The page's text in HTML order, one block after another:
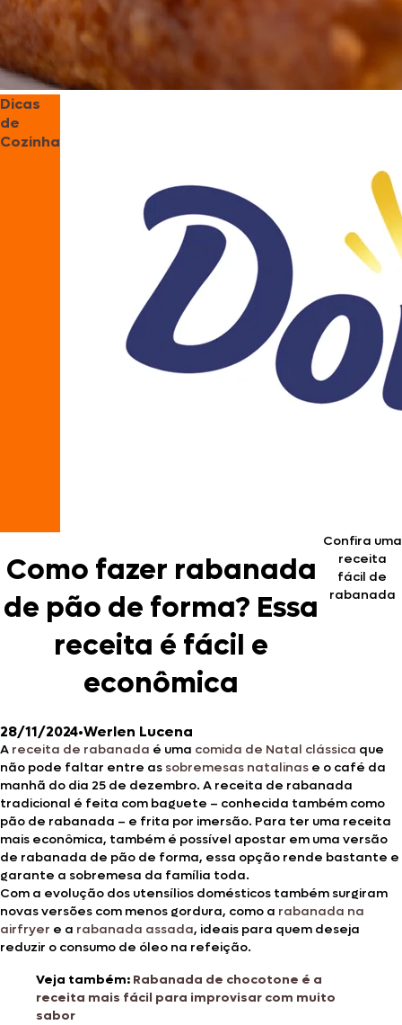
Dicas
de
Cozinha
Como fazer rabanada
de pão de forma? Essa
receita é fácil e
econômica
Confira uma
receita
fácil de
rabanada
28/11/2024•Werlen Lucena
A receita de rabanada é uma comida de Natal clássica que
não pode faltar entre as sobremesas natalinas e o café da
manhã do dia 25 de dezembro. A receita de rabanada
tradicional é feita com baguete – conhecida também como
pão de rabanada – e frita por imersão. Para ter uma receita
mais econômica, também é possível apostar em uma versão
de rabanada de pão de forma, essa opção rende bastante e
garante a sobremesa da família toda.
Com a evolução dos utensílios domésticos também surgiram
novas versões com menos gordura, como a rabanada na
airfryer e a rabanada assada, ideais para quem deseja
reduzir o consumo de óleo na refeição.
Veja também: Rabanada de chocotone é a
receita mais fácil para improvisar com muito
sabor